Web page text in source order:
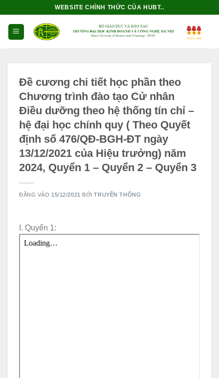
dung
WEBSITE CHÍNH THỨC CỦA HUBT..
Đề cương chi tiết học phần theo
Chương trình đào tạo Cử nhân
Điều dưỡng theo hệ thống tín chỉ –
hệ đại học chính quy ( Theo Quyết
định số 476/QĐ-BGH-ĐT ngày
13/12/2021 của Hiệu trưởng) năm
2024, Quyển 1 – Quyển 2 – Quyển 3
ĐĂNG VÀO 15/12/2021 BỞITRUYỀN THÔNG
I. Quyển 1: